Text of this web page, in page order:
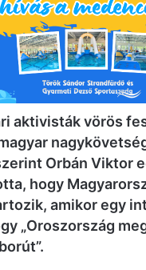
aktivisták vörös
Orbán Viktor
hogy
amikor egy
„Oroszország